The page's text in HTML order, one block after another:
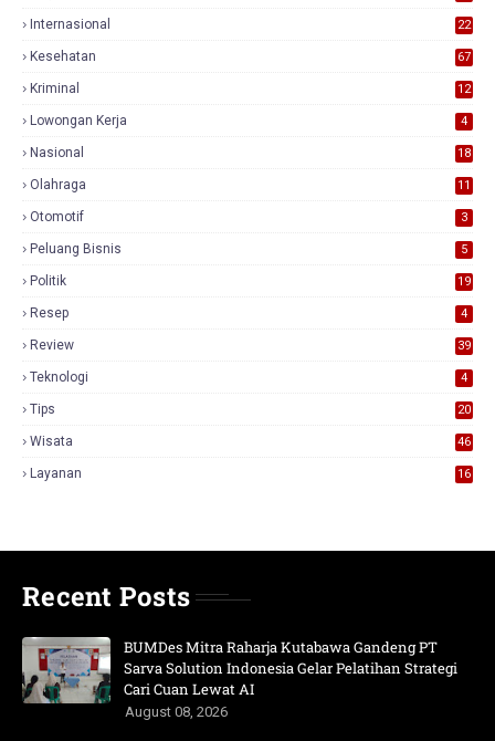
Internasional 22
Kesehatan 67
Kriminal 12
Lowongan Kerja 4
Nasional
18
Olahraga 11
Otomotif 3
Peluang Bisnis 5
Politik 19
Resep 4
Review
39
Teknologi 4
Tips 20
Wisata 46
Layanan 16
Recent Posts
BUMDes Mitra Raharja Kutabawa Gandeng PT
Sarva Solution Indonesia Gelar Pelatihan Strategi
Cari Cuan Lewat AI
August 08, 2026